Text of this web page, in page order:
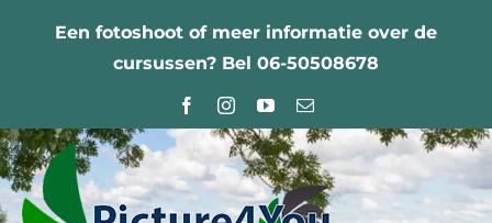
Een fotoshoot of meer informatie over de
cursussen? Bel 06-50508678